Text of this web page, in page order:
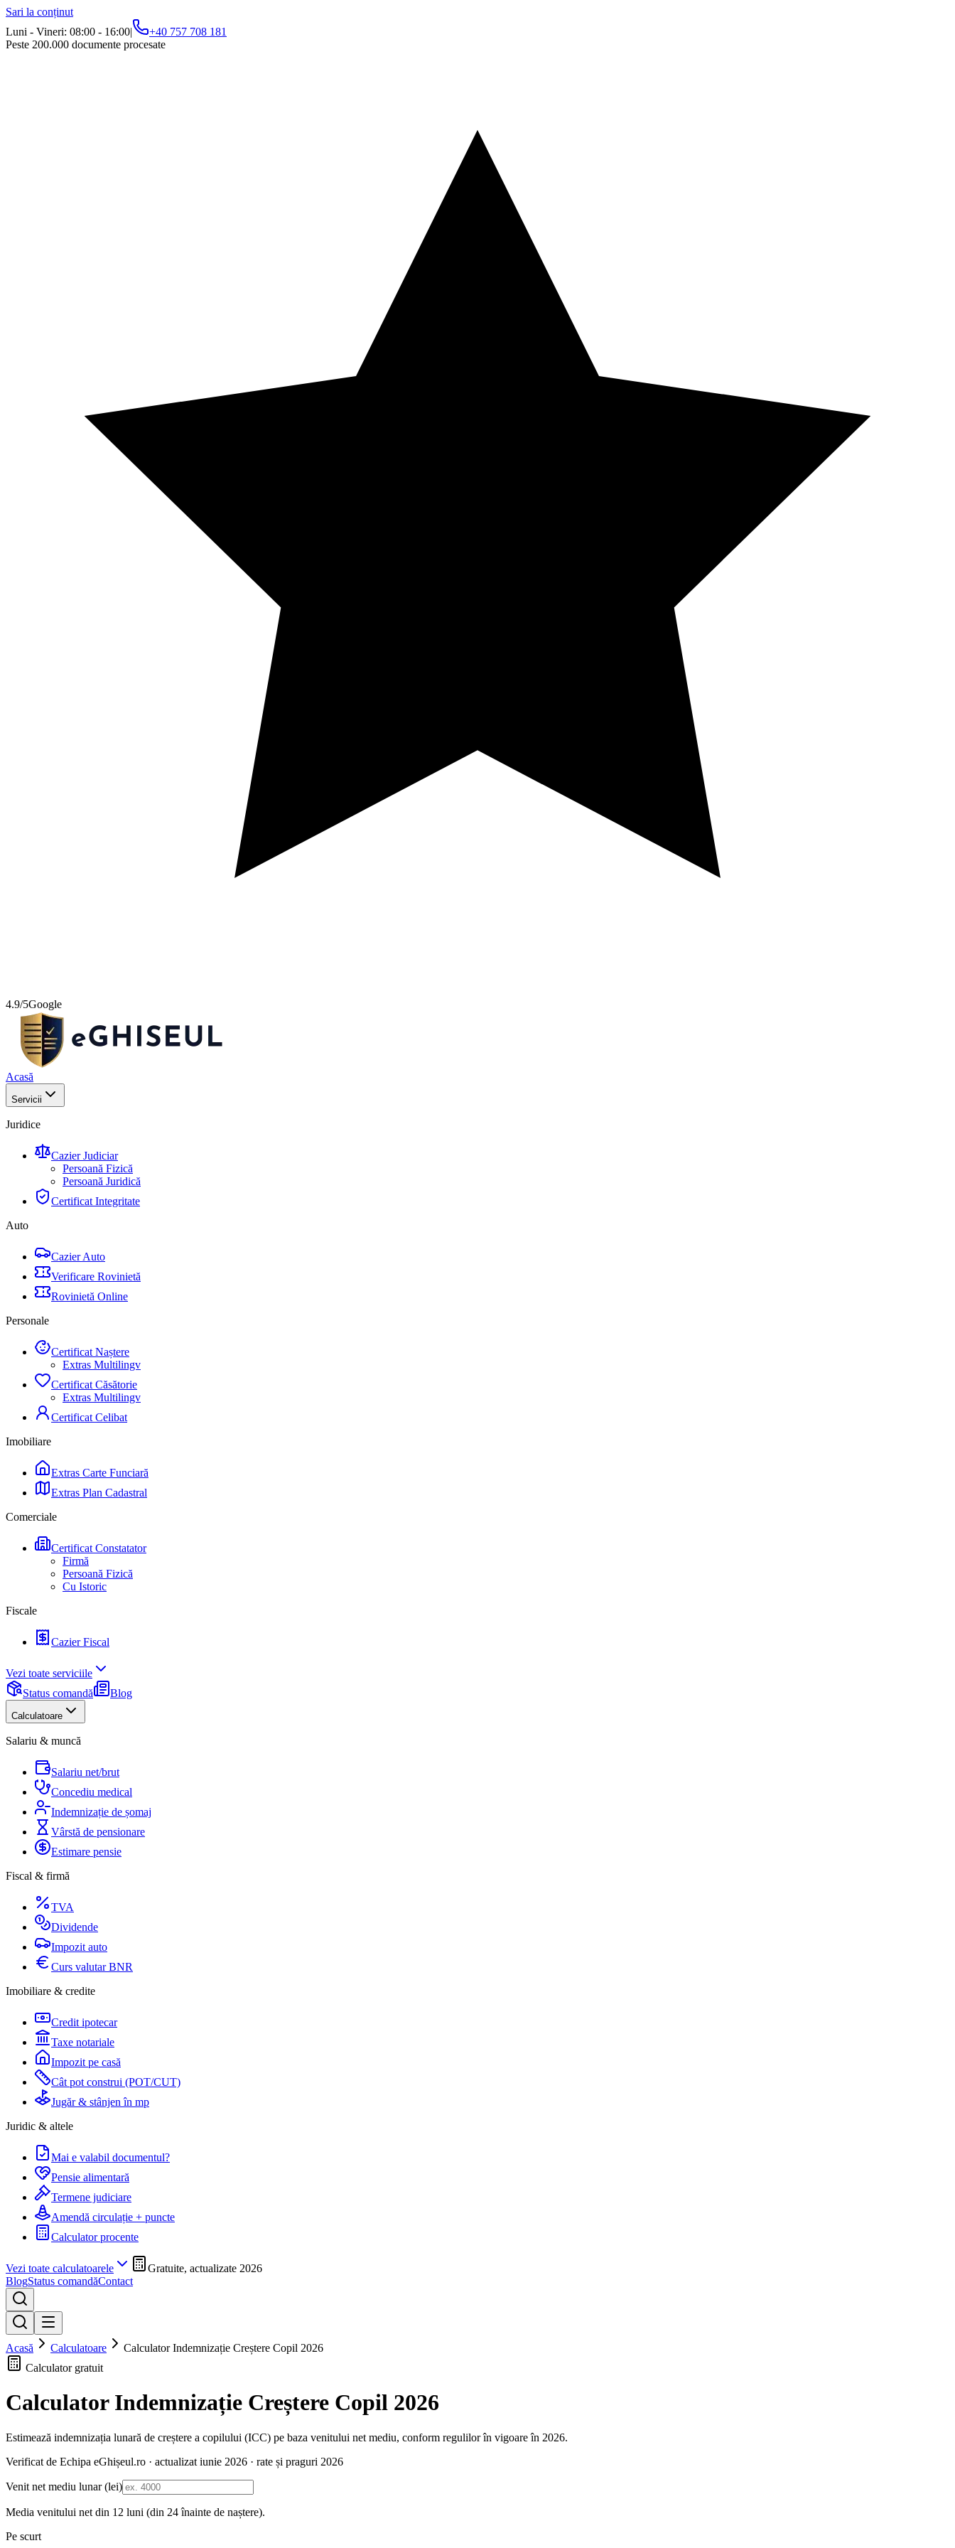
Sari la conținut
Luni - Vineri: 08:00 - 16:00|
+40 757 708 181
Peste 200.000 documente procesate
4.9/5Google
Acasă
Servicii
Juridice
Cazier Judiciar
Persoană Fizică
Persoană Juridică
Certificat Integritate
Auto
Cazier Auto
Verificare Rovinietă
Rovinietă Online
Personale
Certificat Naștere
Extras Multilingv
Certificat Căsătorie
Extras Multilingv
Certificat Celibat
Imobiliare
Extras Carte Funciară
Extras Plan Cadastral
Comerciale
Certificat Constatator
Firmă
Persoană Fizică
Cu Istoric
Fiscale
Cazier Fiscal
Vezi toate serviciile
Status comandă
Blog
Calculatoare
Salariu & muncă
Salariu net/brut
Concediu medical
Indemnizație de șomaj
Vârstă de pensionare
Estimare pensie
Fiscal & firmă
TVA
Dividende
Impozit auto
Curs valutar BNR
Imobiliare & credite
Credit ipotecar
Taxe notariale
Impozit pe casă
Cât pot construi (POT/CUT)
Jugăr & stânjen în mp
Juridic & altele
Mai e valabil documentul?
Pensie alimentară
Termene judiciare
Amendă circulație + puncte
Calculator procente
Vezi toate calculatoarele
Gratuite, actualizate 2026
BlogStatus comandăContact
Acasă Calculatoare
Calculator Indemnizație Creștere Copil 2026
Calculator gratuit
Calculator Indemnizație Creștere Copil 2026
Estimează indemnizația lunară de creștere a copilului (ICC) pe baza venitului net mediu, conform regulilor în vigoare în 2026.
Verificat de Echipa eGhișeul.ro · actualizat iunie 2026 · rate și praguri 2026
Venit net mediu lunar (lei)
Media venitului net din 12 luni (din 24 înainte de naștere).
Pe scurt